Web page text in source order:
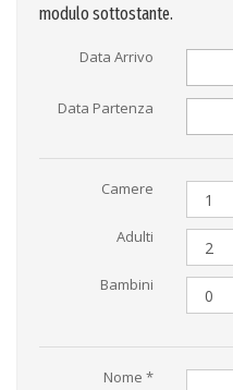
modulo sottostante.
Data Arrivo
Data Partenza
Camere
Adulti
Bambini
Nome *